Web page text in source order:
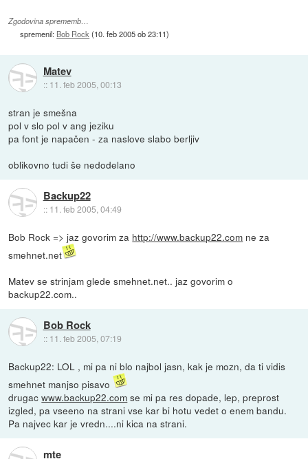
Zgodovina sprememb…
spremenil: Bob Rock (10. feb 2005 ob 23:11)
Matev
:: 11. feb 2005, 00:13
stran je smešna
pol v slo pol v ang jeziku
pa font je napačen - za naslove slabo berljiv
oblikovno tudi še nedodelano
Backup22
:: 11. feb 2005, 04:49
Bob Rock => jaz govorim za http://www.backup22.com ne za
smehnet.net
Matev se strinjam glede smehnet.net.. jaz govorim o
backup22.com..
Bob Rock
:: 11. feb 2005, 07:19
Backup22: LOL , mi pa ni blo najbol jasn, kak je mozn, da ti vidis
smehnet manjso pisavo
drugacwww.backup22.com se mi pa res dopade, lep, preprost
izgled, pa vseeno na strani vse kar bi hotu vedet o enem bandu.
Pa najvec kar je vredn....ni kica na strani.
mte